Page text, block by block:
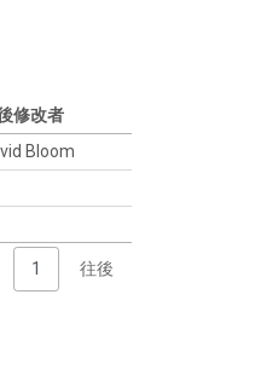
修改者
Bloom
1 往後